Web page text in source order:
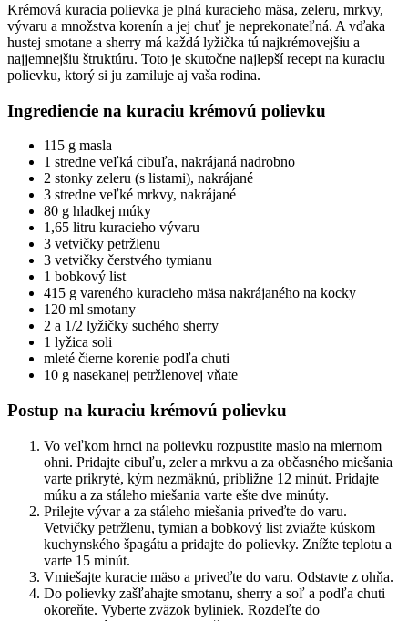
Krémová kuracia polievka je plná kuracieho mäsa, zeleru, mrkvy,
vývaru a množstva korenín a jej chuť je neprekonateľná. A vďaka
hustej smotane a sherry má každá lyžička tú najkrémovejšiu a
najjemnejšiu štruktúru. Toto je skutočne najlepší recept na kuraciu
polievku, ktorý si ju zamiluje aj vaša rodina.
Ingrediencie na kuraciu krémovú polievku
115 g masla
1 stredne veľká cibuľa, nakrájaná nadrobno
2 stonky zeleru (s listami), nakrájané
3 stredne veľké mrkvy, nakrájané
80 g hladkej múky
1,65 litru kuracieho vývaru
3 vetvičky petržlenu
3 vetvičky čerstvého tymianu
1 bobkový list
415 g vareného kuracieho mäsa nakrájaného na kocky
120 ml smotany
2 a 1/2 lyžičky suchého sherry
1 lyžica soli
mleté čierne korenie podľa chuti
10 g nasekanej petržlenovej vňate
Postup na kuraciu krémovú polievku
Vo veľkom hrnci na polievku rozpustite maslo na miernom
ohni. Pridajte cibuľu, zeler a mrkvu a za občasného miešania
varte prikryté, kým nezmäknú, približne 12 minút. Pridajte
múku a za stáleho miešania varte ešte dve minúty.
Prilejte vývar a za stáleho miešania priveďte do varu.
Vetvičky petržlenu, tymian a bobkový list zviažte kúskom
kuchynského špagátu a pridajte do polievky. Znížte teplotu a
varte 15 minút.
Vmiešajte kuracie mäso a priveďte do varu. Odstavte z ohňa.
Do polievky zašľahajte smotanu, sherry a soľ a podľa chuti
okoreňte. Vyberte zväzok byliniek. Rozdeľte do